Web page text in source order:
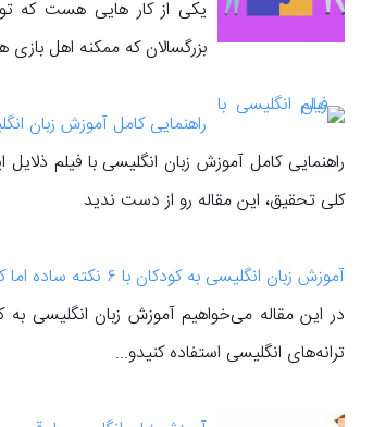
یکی از کار هایی هست که
بزرگسالان که ممکنه اهل بازی
راهنمایی کامل آموزش زبان
راهنمایی کامل آموزش زبان انگلیسی با فیلم ذلایل
کلی تحقیق، این مقاله رو از دست ندید
آموزش زبان انگلیسی به کودکان با ۶ نکته ساده اما کاربردی
ترانه‌های انگلیسی استفاده کنیدو...